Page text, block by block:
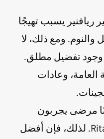
ريافنير يسبب تهيجًا
والنوم. ومع ذلك، لا
تفضيل مطلق.
العامة، وعادات
مرضى يجربون
Riavnir ثم يعودون إلى Ritalin. لذلك، فإن أفضل